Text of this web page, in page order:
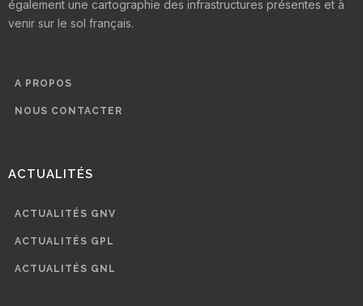
également une cartographie des infrastructures présentes et à
venir sur le sol français.
A PROPOS
NOUS CONTACTER
ACTUALITÉS
ACTUALITÉS GNV
ACTUALITÉS GPL
ACTUALITÉS GNL